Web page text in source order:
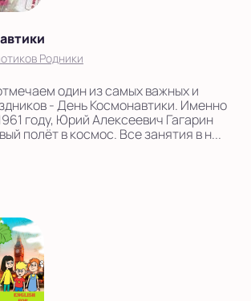
Родники
один из самых важных и
- День Космонавтики. Именно
году, Юрий Алексеевич Гагарин
полёт в космос. Все занятия в н...